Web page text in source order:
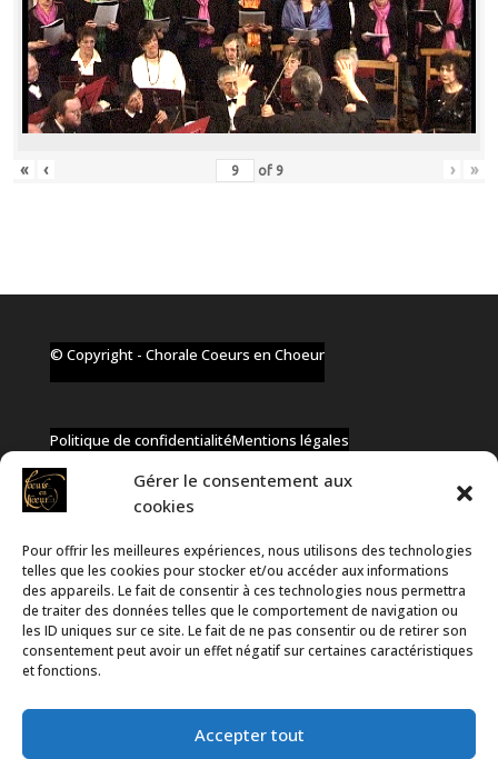
Gérer le consentement aux
cookies
Pour offrir les meilleures expériences, nous utilisons des technologies
telles que les cookies pour stocker et/ou accéder aux informations
des appareils. Le fait de consentir à ces technologies nous permettra
de traiter des données telles que le comportement de navigation ou
les ID uniques sur ce site. Le fait de ne pas consentir ou de retirer son
consentement peut avoir un effet négatif sur certaines caractéristiques
et fonctions.
Accepter tout
« ‹ of 9 › »
© Copyright - Chorale Coeurs en Choeur
Politique de confidentialitéMentions légales
✆ +32 477 91 58 46
✉ infos@coeurs-en-choeur.be
Toute proposition de partenariat en développement sera